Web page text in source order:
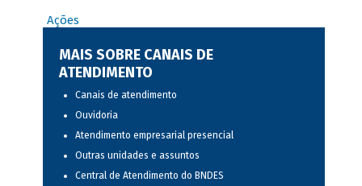
Ações
MAIS SOBRE CANAIS DE
ATENDIMENTO
Canais de atendimento
Ouvidoria
Atendimento empresarial presencial
Outras unidades e assuntos
Central de Atendimento do BNDES